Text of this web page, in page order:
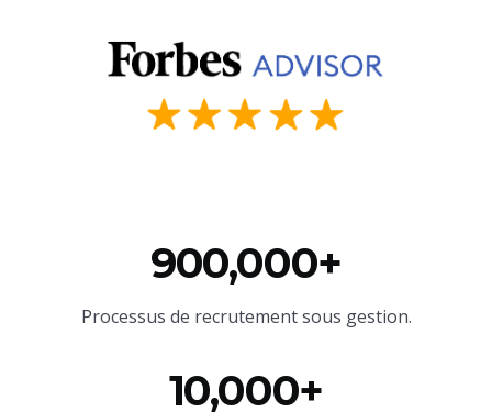
900,000+
Processus de recrutement sous gestion.
10,000+